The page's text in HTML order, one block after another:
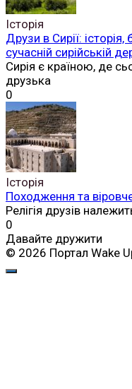
Історія
Друзи в Сирії:
сучасній сирійській
Сирія є країною, де
друзька
0
Історія
Походження та
Релігія друзів
0
Давайте дружити
© 2026 Портал Wake